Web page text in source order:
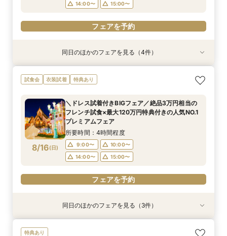
14:00〜
15:00〜
フェアを予約
衣装試着 特典あり
8/15(土)
【結婚式ALL体験フェア】初見学に◎人気チャペ
ル×ドレス 直前予約もOK◎
9:00〜
10:00〜
14:00〜
15:00〜
フェアを予約
8/15(土)
≪短時間でもしっかり相談≫気軽に見学！90分
のクイックフェア♦初めての見学にもおすすめ♦
9:00〜
10:00〜
14:00〜
15:00〜
フェアを予約
特典あり
8/15(土)
【マイナビ限定】2人で自由にセレクト◎見学・
試食・相談・見積り 効率よく情報収集！
9:00〜
10:00〜
14:00〜
15:00〜
フェアを予約
特典あり
8/15(土)
自己負担０円で叶う結婚式をご提案♦静岡県国産
牛試食付きフェア！
9:00〜
10:00〜
14:00〜
15:00〜
フェアを予約
同日のほかのフェアを見る（4件）
試食会 衣装試着 特典あり
8/16(日)
＼ドレス試着付きBIGフェア／絶品3万円相当の
フレンチ試食×最大120万円特典付きの人気NO.1
プレミアムフェア
所要時間：4時間程度
9:00〜
10:00〜
14:00〜
15:00〜
フェアを予約
≪短時間でもしっかり相談≫気軽に見学！90分
特典あり
【マイナビ限定】2人で自由にセレクト◎見学・
特典あり
自己負担０円で叶う結婚式をご提案♦静岡県国産
同日のほかのフェアを見る（3件）
特典あり